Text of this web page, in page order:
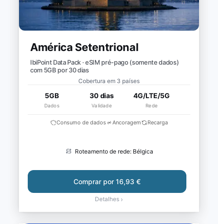
América Setentrional
IbiPoint Data Pack · eSIM pré-pago (somente dados)
com 5GB por 30 dias
Cobertura em 3 países
5GB
Dados
30 dias
Validade
4G/LTE/5G
Rede
Consumo de dados Ancoragem Recarga
Roteamento de rede: Bélgica
Comprar por 16,93 €
Detalhes ›